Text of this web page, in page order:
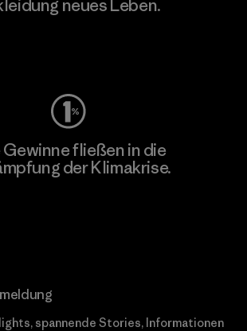
neues Leben.
fließen in die
der Klimakrise.
spannende Stories, Informationen